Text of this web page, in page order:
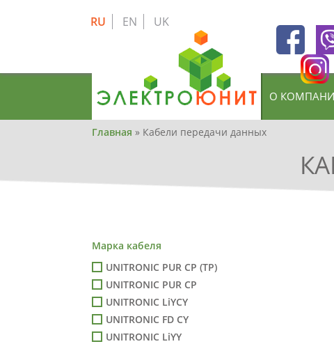
RU EN UK
О
Вы
Главная » Кабели передачи данных
Марка кабеля
UNITRONIC PUR CP (TP)
UNITRONIC PUR CP
UNITRONIC LiYCY
UNITRONIC FD CY
UNITRONIC LiYY